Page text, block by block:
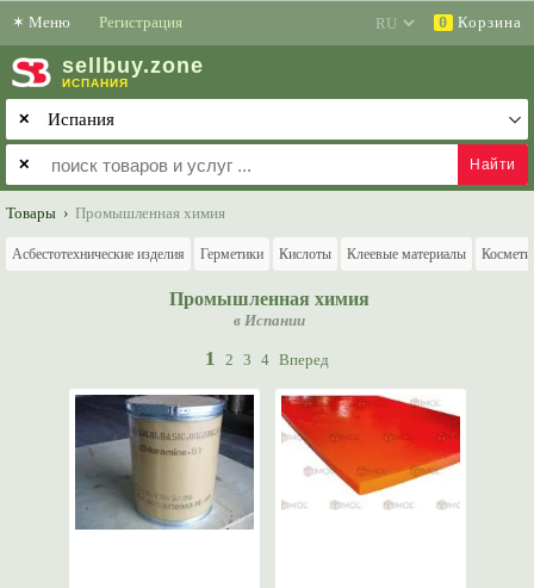
✶ Меню Регистрация 0 Корзина
sell buy.zone
ИСПАНИЯ
✕
✕
Товары › Промышленная химия
Асбестотехнические изделия Герметики Кислоты Клеевые материалы
Промышленная химия
в Испании
1 2 3 4 Вперед